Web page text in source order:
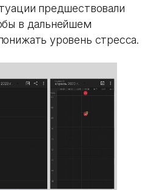
предшествовали
в дальнейшем
уровень стресса.